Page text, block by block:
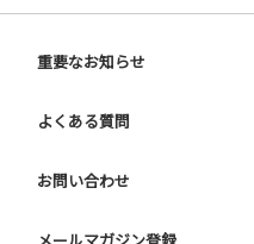
重要なお知らせ
よくある質問
お問い合わせ